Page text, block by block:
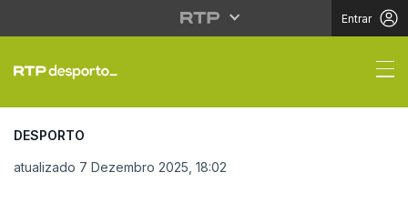
Entrar
I Liga. Famalicão-
DESPORTO
atualizado 7 Dezembro 2025, 18:02